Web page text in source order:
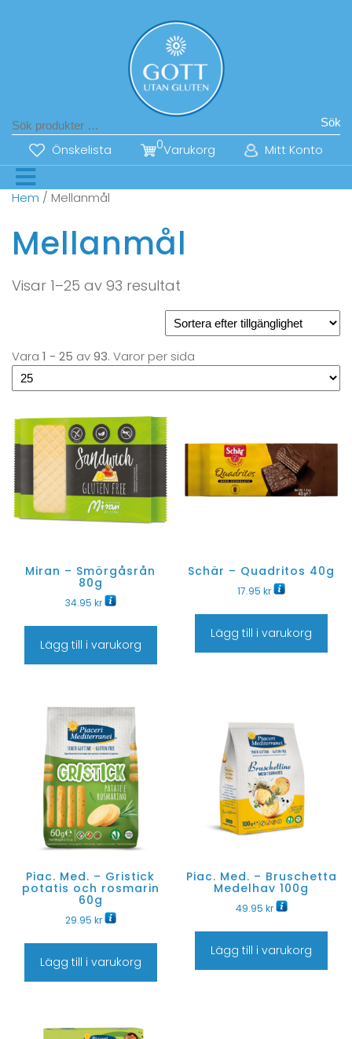
Sök
Önskelista Varukorg
0 Mitt Konto
Hem / Mellanmål
Mellanmål
Visar 1–25 av 93 resultat
Vara 1 - 25 av93. Varor per sida
Miran – Smörgåsrån
80g
34.95 kr
Lägg till i varukorg
Schär – Quadritos 40g
17.95kr
Lägg till i varukorg
Piac. Med. – Gristick
potatis och rosmarin
60g
29.95 kr
Lägg till i varukorg
Piac. Med. – Bruschetta
Medelhav 100g
49.95 kr
Lägg till i varukorg